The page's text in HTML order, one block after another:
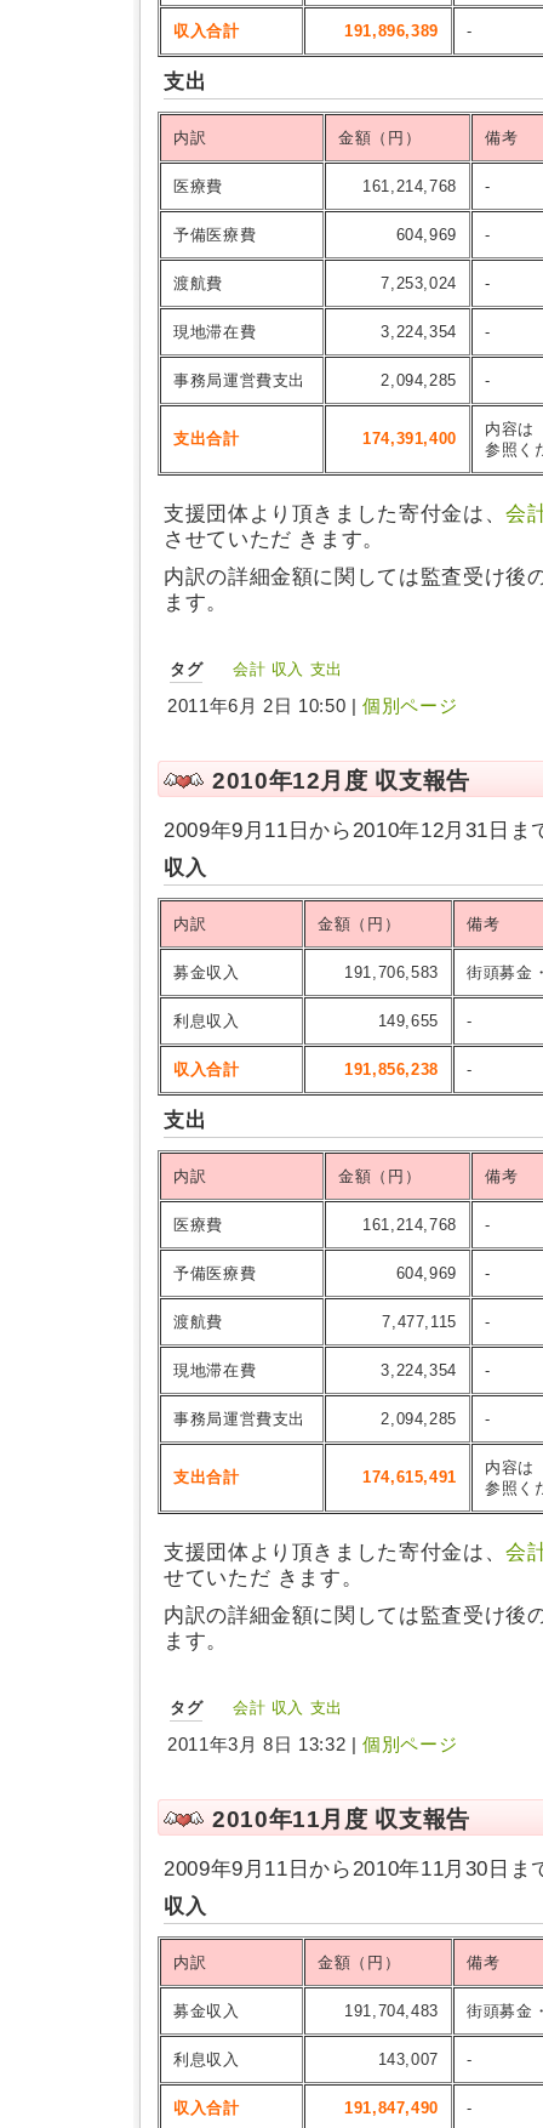
収入合計 191,896,389 -
支出
内訳 金額（円） 備考
医療費 161,214,768 -
予備医療費 604,969 -
渡航費 7,253,024 -
現地滞在費 3,224,354 -
事務局運営費支出 2,094,285 -
支出合計 174,391,400
内容は
参照く
支援団体より頂きました寄付金は、会
させていただ きます。
内訳の詳細金額に関しては監査受け後
ます。
タグ 会計 収入 支出
2011年6月 2日 10:50 |個別ページ
2010年12月度 収支報告
2009年9月11日から2010年12月31日ま
収入
内訳 金額（円） 備考
募金収入 191,706,583 街頭募金
利息収入 149,655 -
収入合計 191,856,238 -
支出
内訳 金額（円） 備考
医療費 161,214,768 -
予備医療費 604,969 -
渡航費 7,477,115 -
現地滞在費 3,224,354 -
事務局運営費支出 2,094,285 -
支出合計 174,615,491
内容は
参照く
支援団体より頂きました寄付金は、会
せていただ きます。
内訳の詳細金額に関しては監査受け後
ます。
タグ 会計 収入 支出
2011年3月 8日 13:32 |個別ページ
2010年11月度 収支報告
2009年9月11日から2010年11月30日ま
収入
内訳 金額（円） 備考
募金収入 191,704,483 街頭募金
利息収入 143,007 -
収入合計 191,847,490 -